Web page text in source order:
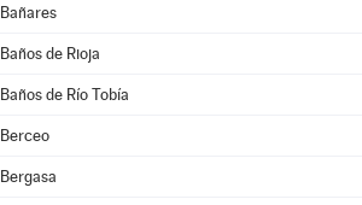
Bañares
Baños de Rioja
Baños de Río Tobía
Berceo
Bergasa